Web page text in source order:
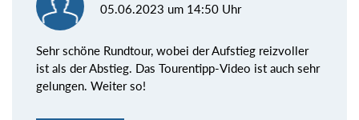
05.06.2023 um 14:50 Uhr
Sehr schöne Rundtour, wobei der Aufstieg reizvoller
ist als der Abstieg. Das Tourentipp-Video ist auch sehr
gelungen. Weiter so!